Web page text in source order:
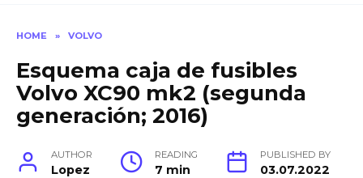
HOME » VOLVO
Esquema caja de fusibles
Volvo XC90 mk2 (segunda
generación; 2016)
AUTHOR
Lopez
READING
7 min
PUBLISHED BY
03.07.2022